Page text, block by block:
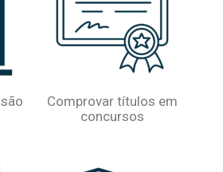
Comprovar títulos em
concursos